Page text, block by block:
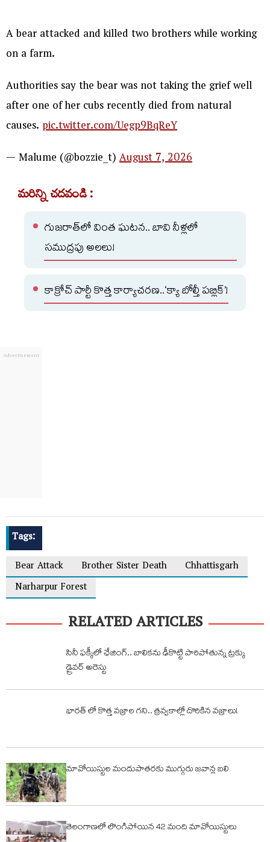
A bear attacked and killed two brothers while working
on a farm.
Authorities say the bear was not taking the grief well
after one of her cubs recently died from natural
causes.pic.twitter.com/Uegp9BqReY
— Malume (@bozzie_t)August 7, 2026
మరిన్ని చదవండి :
గుజరాత్‌లో వింత ఘటన.. బావి నీళ్లలో
సముద్రపు అలలు!
కాక్రోచ్ పార్టీ కొత్త కార్యాచరణ..‘క్యా బోల్తీ పబ్లిక్’!
Tags:
Bear Attack
Brother Sister Death
Chhattisgarh
Narharpur Forest
RELATED ARTICLES
సినీ ఫక్కీలో ఛేజింగ్.. బాలికను ఢీకొట్టి పారిపోతున్న ట్రక్కు
డ్రైవర్ అరెస్టు
భారత్ లో కొత్త వజ్రాల గని.. త్రవ్వకాల్లో దొరికిన వజ్రాలు!
మావోయిస్టుల మందుపాతరకు ముగ్గురు జవాన్ల బలి
తెలంగాణలో లొంగిపోయిన 42 మంది మావోయిస్టులు